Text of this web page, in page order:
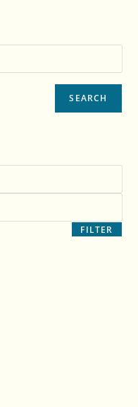
SEARCH
FILTER